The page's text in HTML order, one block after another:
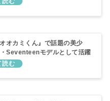
オカミくん』で話題の美少
Seventeenモデルとして活躍
優は何者？